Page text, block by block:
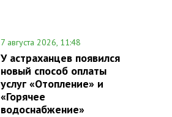
7 августа 2026, 11:48
У астраханцев появился
новый способ оплаты
услуг «Отопление» и
«Горячее
водоснабжение»